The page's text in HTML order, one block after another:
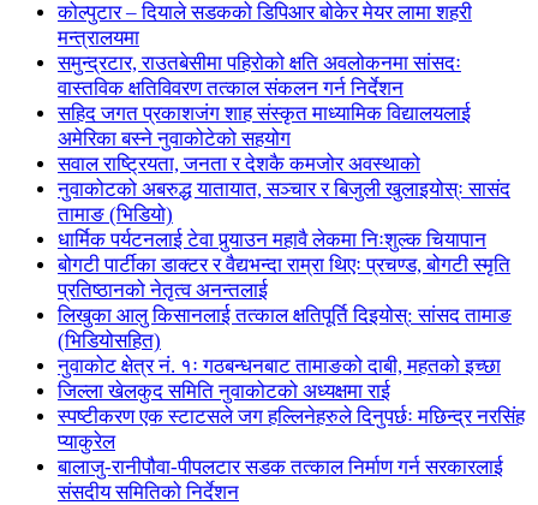
कोल्पुटार – दियाले सडकको डिपिआर बोकेर मेयर लामा शहरी
मन्त्रालयमा
समुन्द्रटार, राउतबेसीमा पहिरोको क्षति अवलोकनमा सांसदः
वास्तविक क्षतिविवरण तत्काल संकलन गर्न निर्देशन
सहिद जगत प्रकाशजंग शाह संस्कृत माध्यामिक विद्यालयलाई
अमेरिका बस्ने नुवाकोटेको सहयोग
सवाल राष्ट्रियता, जनता र देशकै कमजोर अवस्थाको
नुवाकोटको अबरुद्ध यातायात, सञ्चार र बिजुली खुलाइयोस्ः सासंद
तामाङ (भिडियो)
धार्मिक पर्यटनलाई टेवा पुर्‍याउन महावै लेकमा निःशुल्क चियापान
बोगटी पार्टीका डाक्टर र वैद्यभन्दा राम्रा थिएः प्रचण्ड, बोगटी स्मृति
प्रतिष्ठानको नेतृत्व अनन्तलाई
लिखुका आलु किसानलाई तत्काल क्षतिपूर्ति दिइयोस्: सांसद तामाङ
(भिडियोसहित)
नुवाकोट क्षेत्र नं. १ः गठबन्धनबाट तामाङको दाबी, महतको इच्छा
जिल्ला खेलकुद समिति नुवाकोटको अध्यक्षमा राई
स्पष्टीकरण एक स्टाटसले जग हल्लिनेहरुले दिनुपर्छः मछिन्द्र नरसिंह
प्याकुरेल
बालाजु-रानीपौवा-पीपलटार सडक तत्काल निर्माण गर्न सरकारलाई
संसदीय समितिको निर्देशन